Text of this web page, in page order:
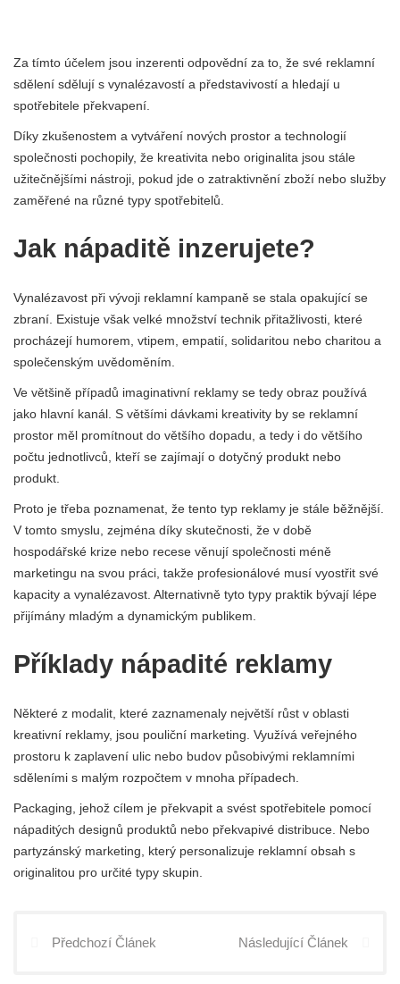
Za tímto účelem jsou inzerenti odpovědní za to, že své reklamní
sdělení sdělují s vynalézavostí a představivostí a hledají u
spotřebitele překvapení.
Díky zkušenostem a vytváření nových prostor a technologií
společnosti pochopily, že kreativita nebo originalita jsou stále
užitečnějšími nástroji, pokud jde o zatraktivnění zboží nebo služby
zaměřené na různé typy spotřebitelů.
Jak nápaditě inzerujete?
Vynalézavost při vývoji reklamní kampaně se stala opakující se
zbraní. Existuje však velké množství technik přitažlivosti, které
procházejí humorem, vtipem, empatií, solidaritou nebo charitou a
společenským uvědoměním.
Ve většině případů imaginativní reklamy se tedy obraz používá
jako hlavní kanál. S většími dávkami kreativity by se reklamní
prostor měl promítnout do většího dopadu, a tedy i do většího
počtu jednotlivců, kteří se zajímají o dotyčný produkt nebo
produkt.
Proto je třeba poznamenat, že tento typ reklamy je stále běžnější.
V tomto smyslu, zejména díky skutečnosti, že v době
hospodářské krize nebo recese věnují společnosti méně
marketingu na svou práci, takže profesionálové musí vyostřit své
kapacity a vynalézavost. Alternativně tyto typy praktik bývají lépe
přijímány mladým a dynamickým publikem.
Příklady nápadité reklamy
Některé z modalit, které zaznamenaly největší růst v oblasti
kreativní reklamy, jsou pouliční marketing. Využívá veřejného
prostoru k zaplavení ulic nebo budov působivými reklamními
sděleními s malým rozpočtem v mnoha případech.
Packaging, jehož cílem je překvapit a svést spotřebitele pomocí
nápaditých designů produktů nebo překvapivé distribuce. Nebo
partyzánský marketing, který personalizuje reklamní obsah s
originalitou pro určité typy skupin.
Předchozí Článek Následující Článek